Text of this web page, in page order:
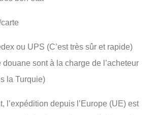
ou UPS (C’est très sûr et rapide)
douane sont à la charge de l’acheteur
la Turquie)
l’expédition depuis l’Europe (UE) est